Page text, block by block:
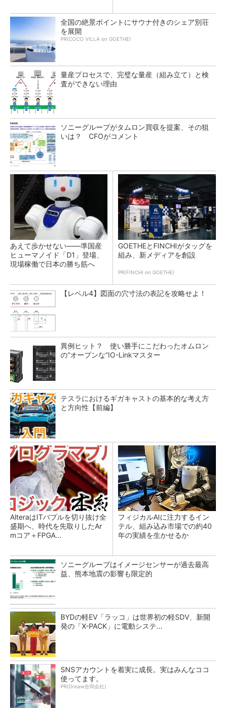
全国の絶景ポイントにサウナ付きのシェア別荘
を展開
PR(COCO VILLA on GOETHE)
量産プロセスで、完璧な量産（組み立て）と検
査ができない理由
ソニーグループがタムロン買収を提案、その狙
いは？ CFOがコメント
あえて歩かせない――準国産
ヒューマノイド「D1」登場、
現場稼働で日本の勝ち筋へ
GOETHEとFINCHIがタッグを
組み、新メディアを創設
PR(FINCHI on GOETHE)
【レベル4】図面の穴寸法の表記を攻略せよ！
異例ヒット？ 使い勝手にこだわったオムロン
の“オープンな”IO-Linkマスター
テスラにおけるギガキャストの基本的な考え方
と方向性【前編】
AlteraはITバブルを切り抜け全
盛期へ、時代を先取りしたAr
mコア＋FPGA...
フィジカルAIに注力するイン
テル、組み込み市場での約40
年の実績を生かせるか
ソニーグループはイメージセンサーが過去最高
益、熊本地震の影響も限定的
BYDの軽EV「ラッコ」は世界初の軽SDV、新開
発の「X-PACK」に電動システ...
SNSアカウントを着実に成長。実はみんなココ
使ってます。
PR(Dreaw合同会社)